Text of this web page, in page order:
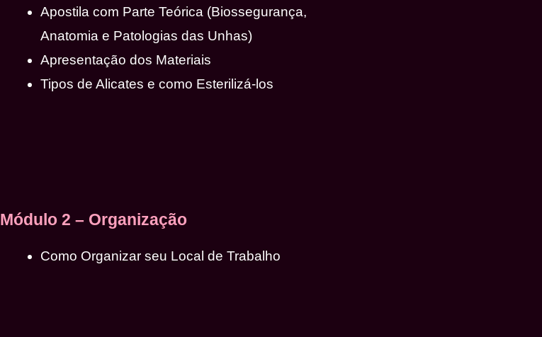
Apostila com Parte Teórica (Biossegurança,
Anatomia e Patologias das Unhas)
Apresentação dos Materiais
Tipos de Alicates e como Esterilizá-los
Módulo 2 – Organização
Como Organizar seu Local de Trabalho